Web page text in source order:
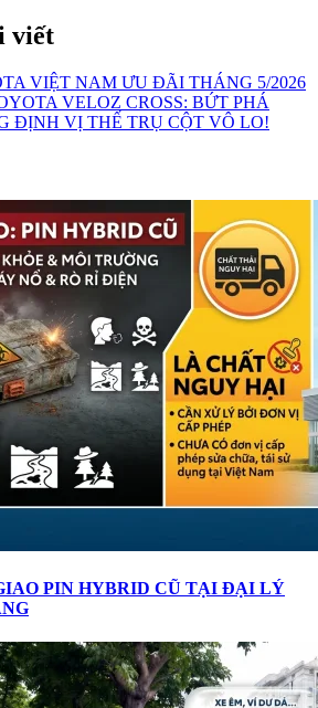
viết
VIỆT NAM ƯU ĐÃI THÁNG 5/2026
VELOZ CROSS: BỨT PHÁ
ĐỊNH VỊ THẾ TRỤ CỘT VÔ LO!
PIN HYBRID CŨ TẠI ĐẠI LÝ